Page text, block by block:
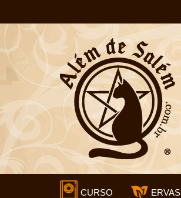
CURSO ERVAS